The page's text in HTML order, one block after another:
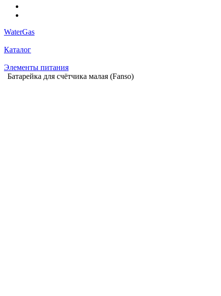
WaterGas
Каталог
Элементы питания
Батарейка для счётчика малая (Fanso)